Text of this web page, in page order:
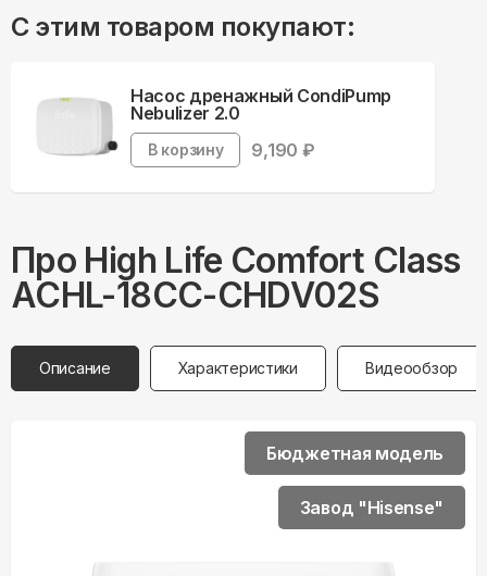
С этим товаром покупают:
Насос дренажный CondiPump
Nebulizer 2.0
В корзину 9,190 ₽
Про High Life Comfort Class
ACHL-18CC-CHDV02S
Описание Характеристики Видеообзор
Бюджетная модель
Завод "Hisense"